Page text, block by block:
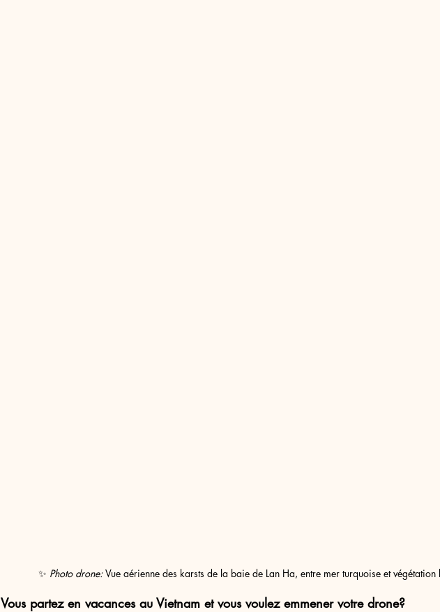
✨ Photo drone: Vue aérienne des karsts de la baie de Lan Ha, entre mer turquoise et végétation
Vous partez en vacances au Vietnam et vous voulez emmener votre drone?